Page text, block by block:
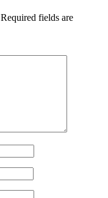
Required fields are